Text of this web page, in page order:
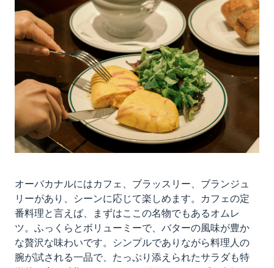
オーバカナルにはカフェ、ブラッスリー、ブランジュ
リーがあり、シーンに応じて楽しめます。カフェの定
番料理と言えば、まずはここの名物でもあるオムレ
ツ。ふっくらとボリューミーで、バターの風味が豊か
な贅沢な味わいです。シンプルでありながら料理人の
腕が試される一品で、たっぷり添えられたサラダも特